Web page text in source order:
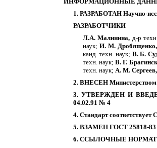
1. РАЗРАБОТАН Научно-
РАЗРАБОТЧИКИ
Л.А. Малинина, д-р
наук; И. М. Дробященко,
канд. техн. наук; В. Б.
техн. наук;В. Г.
техн. наук; А. М. Сергеев,
2. ВНЕСЕН Министерством
3. УТВЕРЖДЕН И ВВЕДЕН
04.02.91 № 4
4. Стандарт
5. ВЗАМЕН ГОСТ 25818-83
6. ССЫЛОЧНЫЕ